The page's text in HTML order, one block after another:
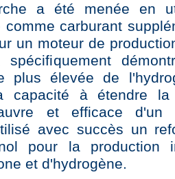
a été menée en
comme carburant
un moteur de
plus élevée de
capacité à étendre
et efficace d'un
avec succès un
pour la production
et d'hydrogène.